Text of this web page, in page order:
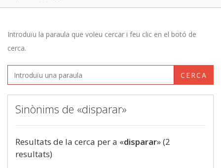
Introduïu la paraula que voleu cercar i feu clic en el botó de
cerca.
CERCA
Sinònims de «disparar»
Resultats de la cerca per a «disparar» (2
resultats)